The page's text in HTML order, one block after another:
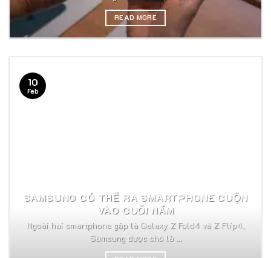
READ MORE
SAMSUNG CÓ THỂ RA SMARTPHONE CUỘN
VÀO CUỐI NĂM
Ngoài hai smartphone gập là Galaxy Z Fold4 và Z Flip4,
Samsung được cho là ...
10
Feb